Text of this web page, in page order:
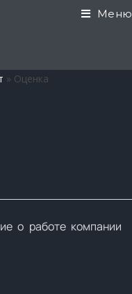
Меню
» Оценка
о работе компании